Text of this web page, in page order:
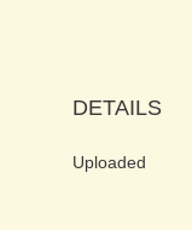
DETAILS
Uploaded